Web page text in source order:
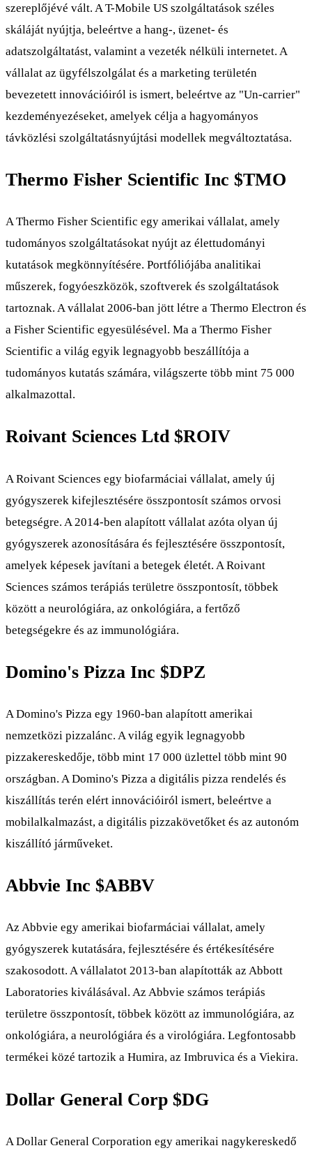
szereplőjévé vált. A T-Mobile US szolgáltatások széles
skáláját nyújtja, beleértve a hang-, üzenet- és
adatszolgáltatást, valamint a vezeték nélküli internetet. A
vállalat az ügyfélszolgálat és a marketing területén
bevezetett innovációiról is ismert, beleértve az "Un-carrier"
kezdeményezéseket, amelyek célja a hagyományos
távközlési szolgáltatásnyújtási modellek megváltoztatása.
Thermo Fisher Scientific Inc $TMO
A Thermo Fisher Scientific egy amerikai vállalat, amely
tudományos szolgáltatásokat nyújt az élettudományi
kutatások megkönnyítésére. Portfóliójába analitikai
műszerek, fogyóeszközök, szoftverek és szolgáltatások
tartoznak. A vállalat 2006-ban jött létre a Thermo Electron és
a Fisher Scientific egyesülésével. Ma a Thermo Fisher
Scientific a világ egyik legnagyobb beszállítója a
tudományos kutatás számára, világszerte több mint 75 000
alkalmazottal.
Roivant Sciences Ltd $ROIV
A Roivant Sciences egy biofarmáciai vállalat, amely új
gyógyszerek kifejlesztésére összpontosít számos orvosi
betegségre. A 2014-ben alapított vállalat azóta olyan új
gyógyszerek azonosítására és fejlesztésére összpontosít,
amelyek képesek javítani a betegek életét. A Roivant
Sciences számos terápiás területre összpontosít, többek
között a neurológiára, az onkológiára, a fertőző
betegségekre és az immunológiára.
Domino's Pizza Inc $DPZ
A Domino's Pizza egy 1960-ban alapított amerikai
nemzetközi pizzalánc. A világ egyik legnagyobb
pizzakereskedője, több mint 17 000 üzlettel több mint 90
országban. A Domino's Pizza a digitális pizza rendelés és
kiszállítás terén elért innovációiról ismert, beleértve a
mobilalkalmazást, a digitális pizzakövetőket és az autonóm
kiszállító járműveket.
Abbvie Inc $ABBV
Az Abbvie egy amerikai biofarmáciai vállalat, amely
gyógyszerek kutatására, fejlesztésére és értékesítésére
szakosodott. A vállalatot 2013-ban alapították az Abbott
Laboratories kiválásával. Az Abbvie számos terápiás
területre összpontosít, többek között az immunológiára, az
onkológiára, a neurológiára és a virológiára. Legfontosabb
termékei közé tartozik a Humira, az Imbruvica és a Viekira.
Dollar General Corp $DG
A Dollar General Corporation egy amerikai nagykereskedő